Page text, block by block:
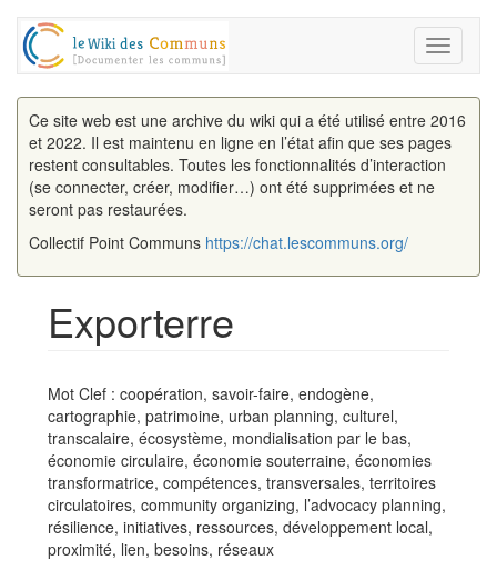
Toggle
Ce site web est une archive du wiki qui a été utilisé entre 2016
et 2022. Il est maintenu en ligne en l’état afin que ses pages
restent consultables. Toutes les fonctionnalités d’interaction
(se connecter, créer, modifier…) ont été supprimées et ne
seront pas restaurées.
Collectif Point Communs https://chat.lescommuns.org/
Exporterre
Mot Clef : coopération, savoir-faire, endogène,
cartographie, patrimoine, urban planning, culturel,
transcalaire, écosystème, mondialisation par le bas,
économie circulaire, économie souterraine, économies
transformatrice, compétences, transversales, territoires
circulatoires, community organizing, l’advocacy planning,
résilience, initiatives, ressources, développement local,
proximité, lien, besoins, réseaux